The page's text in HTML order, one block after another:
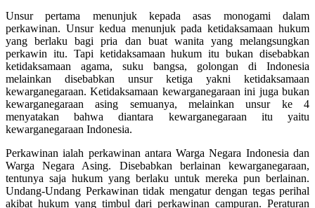
Unsur pertama menunjuk kepada asas monogami dalam
perkawinan. Unsur kedua menunjuk pada ketidaksamaan hukum
yang berlaku bagi pria dan buat wanita yang melangsungkan
perkawin itu. Tapi ketidaksamaan hukum itu bukan disebabkan
ketidaksamaan agama, suku bangsa, golongan di Indonesia
melainkan disebabkan unsur ketiga yakni ketidaksamaan
kewarganegaraan. Ketidaksamaan kewarganegaraan ini juga bukan
kewarganegaraan asing semuanya, melainkan unsur ke 4
menyatakan bahwa diantara kewarganegaraan itu yaitu
kewarganegaraan Indonesia.
Perkawinan ialah perkawinan antara Warga Negara Indonesia dan
Warga Negara Asing. Disebabkan berlainan kewarganegaraan,
tentunya saja hukum yang berlaku untuk mereka pun berlainan.
Undang-Undang Perkawinan tidak mengatur dengan tegas perihal
akibat hukum yang timbul dari perkawinan campuran. Peraturan